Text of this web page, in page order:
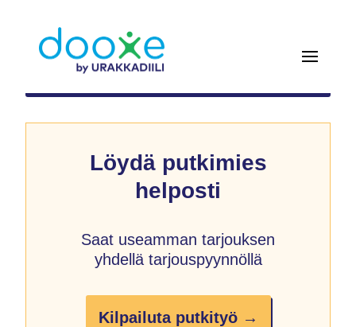
Löydä putkimies
helposti
Saat useamman tarjouksen
yhdellä tarjouspyynnöllä
Kilpailuta putkityö →